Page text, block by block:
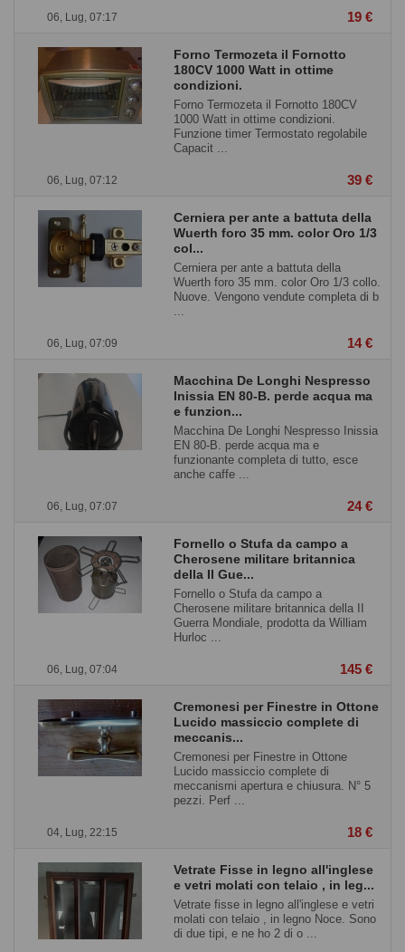
06, Lug, 07:17 19 €
06, Lug, 07:12
Forno Termozeta il Fornotto
180CV 1000 Watt in ottime
condizioni.
Forno Termozeta il Fornotto 180CV
1000 Watt in ottime condizioni.
Funzione timer Termostato regolabile
Capacit ...
39 €
06, Lug, 07:09
Cerniera per ante a battuta della
Wuerth foro 35 mm. color Oro 1/3
col...
Cerniera per ante a battuta della
Wuerth foro 35 mm. color Oro 1/3 collo.
Nuove. Vengono vendute completa di b
...
14 €
06, Lug, 07:07
Macchina De Longhi Nespresso
Inissia EN 80-B. perde acqua ma
e funzion...
Macchina De Longhi Nespresso Inissia
EN 80-B. perde acqua ma e
funzionante completa di tutto, esce
anche caffe ...
24 €
06, Lug, 07:04
Fornello o Stufa da campo a
Cherosene militare britannica
della II Gue...
Fornello o Stufa da campo a
Cherosene militare britannica della II
Guerra Mondiale, prodotta da William
Hurloc ...
145 €
04, Lug, 22:15
Cremonesi per Finestre in Ottone
Lucido massiccio complete di
meccanis...
Cremonesi per Finestre in Ottone
Lucido massiccio complete di
meccanismi apertura e chiusura. N° 5
pezzi. Perf ...
18 €
Vetrate Fisse in legno all'inglese
e vetri molati con telaio , in leg...
Vetrate fisse in legno all'inglese e vetri
molati con telaio , in legno Noce. Sono
di due tipi, e ne ho 2 di o ...